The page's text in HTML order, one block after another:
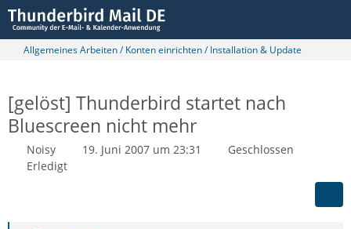
Allgemeines Arbeiten / Konten einrichten / Installation & Update
[gelöst] Thunderbird startet nach
Bluescreen nicht mehr
Noisy 19. Juni 2007 um 23:31
Geschlossen
Erledigt